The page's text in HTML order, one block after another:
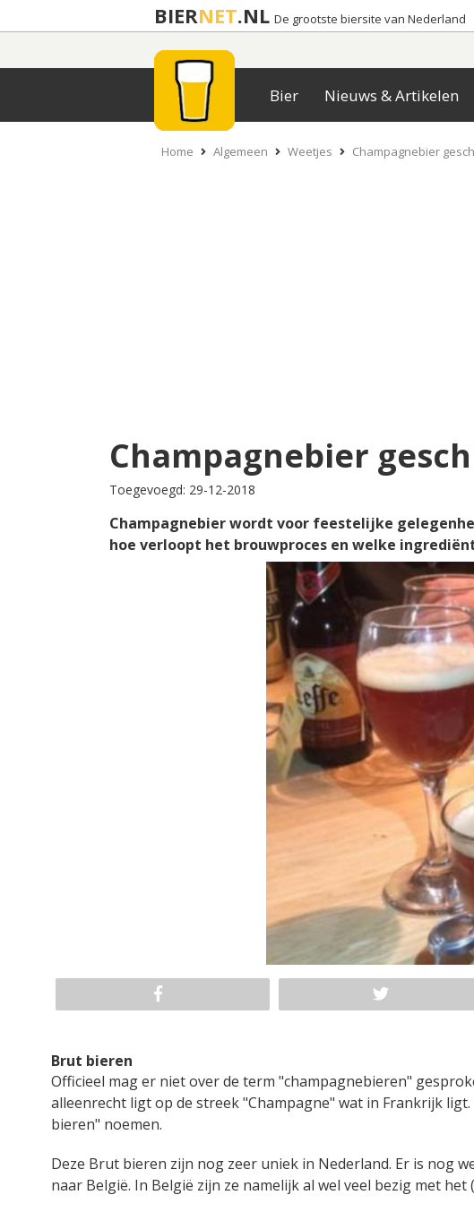
BIERNET.NL De grootste biersite van Nederland
Bier Nieuws & Artikelen
Home Algemeen Weetjes Champagnebier
Champagnebier
Toegevoegd: 29-12-2018
Champagnebier wordt voor feestelijke
hoe verloopt het brouwproces en welke
Brut bieren
Officieel mag er niet over de term "champagnebieren"
alleenrecht ligt op de streek "Champagne" wat in Frankrijk
bieren" noemen.
Deze Brut bieren zijn nog zeer uniek in Nederland. Er is nog
naar België. In België zijn ze namelijk al wel veel bezig met